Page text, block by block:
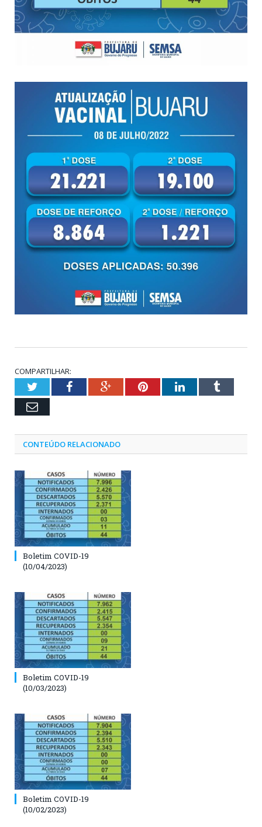
COMPARTILHAR:
TwitterFacebookGoogle+PinterestLinkedInTumblr
Email
CONTEÚDO RELACIONADO
Boletim COVID-19
(10/04/2023)
Boletim COVID-19
(10/03/2023)
Boletim COVID-19
(10/02/2023)